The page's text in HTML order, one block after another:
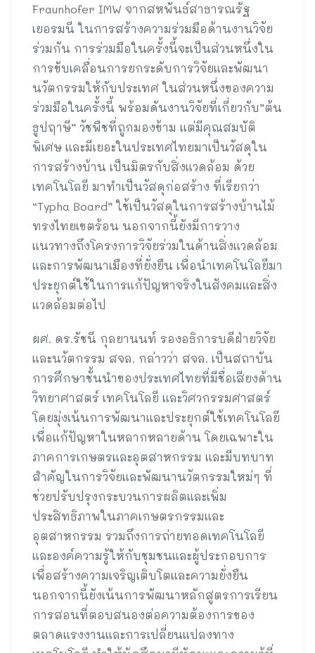
Fraunhofer IMW จากสหพันธ์สาธารณรัฐ
เยอรมนี ในการสร้างความร่วมมือด้านงานวิจัย
ร่วมกัน การร่วมมือในครั้งนี้จะเป็นส่วนหนึ่งใน
การขับเคลื่อนการยกระดับการวิจัยและพัฒนา
นวัตกรรมให้กับประเทศ ในส่วนหนึ่งของความ
ร่วมมือในครั้งนี้ พร้อมดันงานวิจัยที่เกี่ยวกับ”ต้น
ธูปฤาษี” วัชพืชที่ถูกมองข้าม แต่มีคุณสมบัติ
พิเศษ และมีเยอะในประเทศไทยมาเป็นวัสดุใน
การสร้างบ้าน เป็นมิตรกับสิ่งแวดล้อม ด้วย
เทคโนโลยี มาทำเป็นวัสดุก่อสร้าง ที่เรียกว่า
“Typha Board” ใช้เป็นวัสดุในการสร้างบ้านไม้
ทรงไทยเขตร้อน นอกจากนี้ยังมีการวาง
แนวทางถึงโครงการวิจัยร่วมในด้านสิ่งแวดล้อม
และการพัฒนาเมืองที่ยั่งยืน เพื่อนำเทคโนโลยีมา
ประยุกต์ใช้ในการแก้ปัญหาจริงในสังคมและสิ่ง
แวดล้อมต่อไป
ผศ. ดร.รัชนี กุลยานนท์ รองอธิการบดีฝ่ายวิจัย
และนวัตกรรม สจล. กล่าวว่า สจล. เป็นสถาบัน
การศึกษาชั้นนำของประเทศไทยที่มีชื่อเสียงด้าน
วิทยาศาสตร์ เทคโนโลยี และวิศวกรรมศาสตร์
โดยมุ่งเน้นการพัฒนาและประยุกต์ใช้เทคโนโลยี
เพื่อแก้ปัญหาในหลากหลายด้าน โดยเฉพาะใน
ภาคการเกษตรและอุตสาหกรรม และมีบทบาท
สำคัญในการวิจัยและพัฒนานวัตกรรมใหม่ๆ ที่
ช่วยปรับปรุงกระบวนการผลิตและเพิ่ม
ประสิทธิภาพในภาคเกษตรกรรมและ
อุตสาหกรรม รวมถึงการถ่ายทอดเทคโนโลยี
และองค์ความรู้ให้กับชุมชนและผู้ประกอบการ
เพื่อสร้างความเจริญเติบโตและความยั่งยืน
นอกจากนี้ยังเน้นการพัฒนาหลักสูตรการเรียน
การสอนที่ตอบสนองต่อความต้องการของ
ตลาดแรงงานและการเปลี่ยนแปลงทาง